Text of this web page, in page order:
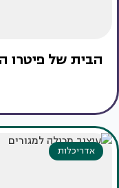
הבית של פיטרו
אדריכלות